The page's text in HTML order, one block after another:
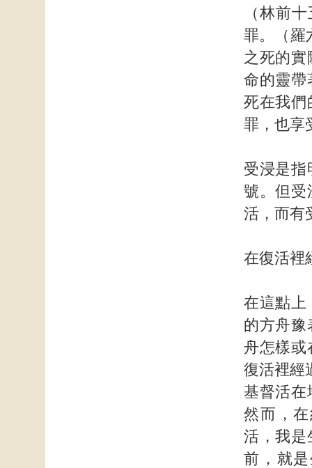
（林前
罪。（羅
之死的
命的靈帶
死在我們
罪，也享
受浸是指
號。但受
活，而有
在復活裡
在這點上
的方舟豫
舟怎樣或
復活裡經
基督活在
然而，
活，我是
前，就